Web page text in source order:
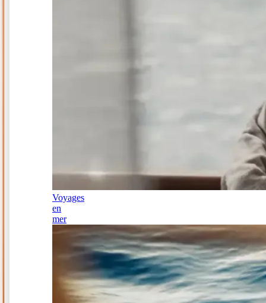
Voyages
en
mer